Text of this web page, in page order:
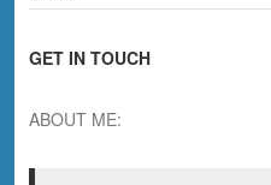
e
r
h
GET IN TOUCH
ABOUT ME: